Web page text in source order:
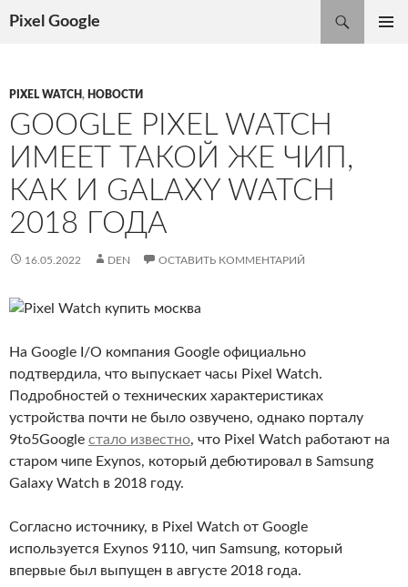
Pixel Google
PIXEL WATCH, НОВОСТИ
GOOGLE PIXEL WATCH
ИМЕЕТ ТАКОЙ ЖЕ ЧИП,
КАК И GALAXY WATCH
2018 ГОДА
16.05.2022 DEN ОСТАВИТЬ КОММЕНТАРИЙ
На Google I/O компания Google официально
подтвердила, что выпускает часы Pixel Watch.
Подробностей о технических характеристиках
устройства почти не было озвучено, однако порталу
9to5Google стало известно, что Pixel Watch работают на
старом чипе Exynos, который дебютировал в Samsung
Galaxy Watch в 2018 году.
Согласно источнику, в Pixel Watch от Google
используется Exynos 9110, чип Samsung, который
впервые был выпущен в августе 2018 года.